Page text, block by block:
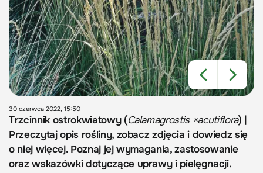
30 czerwca 2022, 15:50
Trzcinnik ostrokwiatowy (Calamagrostis ×acutiflora) |
Przeczytaj opis rośliny, zobacz zdjęcia i dowiedz się
o niej więcej. Poznaj jej wymagania, zastosowanie
oraz wskazówki dotyczące uprawy i pielęgnacji.